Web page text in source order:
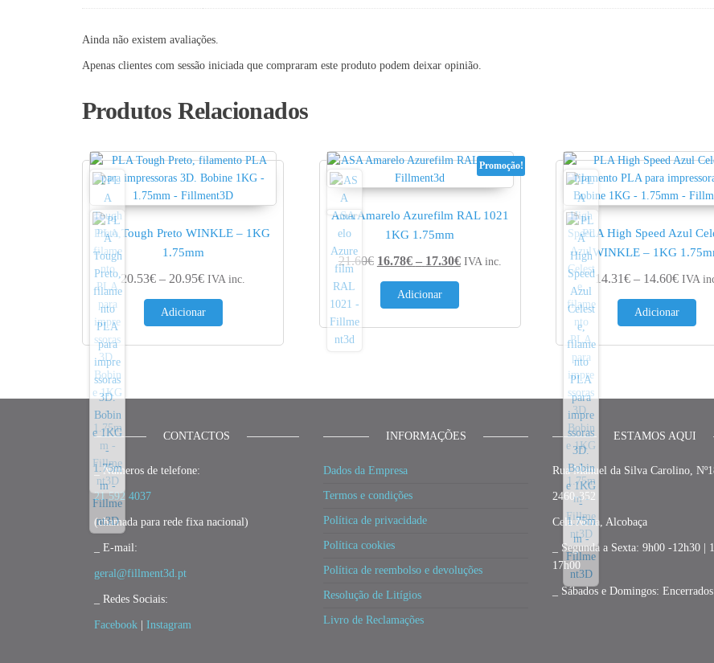
Ainda não existem avaliações.
Apenas clientes com sessão iniciada que compraram este produto podem deixar opinião.
Produtos Relacionados
PLA Tough Preto WINKLE – 1KG
1.75mm
20.53€ – 20.95€Price range: 20.53€ through 20.95€
IVA inc.
Adicionar
Promoção!
ASA Amarelo Azurefilm RAL 1021
1KG 1.75mm
21.60€ 16.78€ – 17.30€Price range: 16.78€ through 17.30€
IVA inc.
Adicionar
PLA High Speed Azul
WINKLE – 1KG
14.31€ – 14.60€Price
IVA
Adicionar
CONTACTOS
_ Números de telefone:
21 592 4037
(chamada para rede fixa nacional)
_ E-mail:
geral@fillment3d.pt
_ Redes Sociais:
Facebook | Instagram
INFORMAÇÕES
Dados da Empresa
Termos e condições
Política de privacidade
Política cookies
Política de reembolso e devoluções
Resolução de Litígios
Livro de Reclamações
ESTAMOS AQUI
Rua Manuel da Silva Carolino,
2460-352
Cela Nova, Alcobaça
_ Segunda a Sexta: 9h00 -12h30 |
17h00
_ Sábados e Domingos: Encerrados